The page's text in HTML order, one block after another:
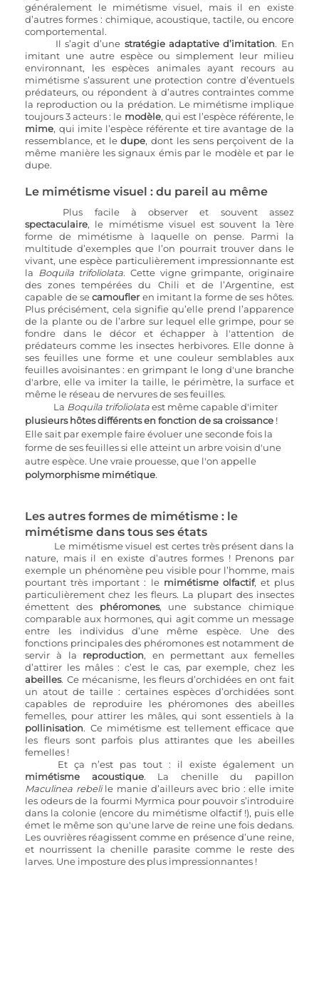
généralement le mimétisme visuel, mais il en existe
d’autres formes : chimique, acoustique, tactile, ou encore
comportemental.
Il s’agit d’une stratégie adaptative d’imitation. En
imitant une autre espèce ou simplement leur milieu
environnant, les espèces animales ayant recours au
mimétisme s’assurent une protection contre d’éventuels
prédateurs, ou répondent à d’autres contraintes comme
la reproduction ou la prédation. Le mimétisme implique
toujours 3 acteurs : le modèle
, qui est l’espèce référente, le
mime, qui imite l’espèce référente et tire avantage de la
ressemblance, et le dupe, dont les sens perçoivent de la
même manière les signaux émis par le modèle et par le
dupe.
Le mimétisme visuel : du pareil au même
spectaculaire, le mimétisme visuel est souvent la 1ère
forme de mimétisme à laquelle on pense. Parmi la
multitude d’exemples que l’on pourrait trouver dans le
vivant, une espèce particulièrement impressionnante est
la Boquila trifoliolata. Cette vigne grimpante, originaire
des zones tempérées du Chili et de l’Argentine, est
capable de se camoufler en imitant la forme de ses hôtes.
Plus précisément, cela signifie qu’elle prend l’apparence
de la plante ou de l’arbre sur lequel elle grimpe, pour se
fondre dans le décor et échapper à l'attention de
prédateurs comme les insectes herbivores. Elle donne à
ses feuilles une forme et une couleur semblables aux
feuilles avoisinantes : en grimpant le long d'une branche
d'arbre, elle va imiter la taille, le périmètre, la surface et
même le réseau de nervures de ses feuilles.
La Boquila trifoliolata est même capable d'imiter
plusieurs hôtes différents en fonction de sa croissance !
Elle sait par exemple faire évoluer une seconde fois la
forme de ses feuilles si elle atteint un arbre voisin d'une
autre espèce. Une vraie prouesse, que l'on appelle
polymorphisme mimétique.
Les autres formes de mimétisme : le
mimétisme dans tous ses états
Le mimétisme visuel est certes très présent dans la
nature, mais il en existe d’autres formes ! Prenons par
exemple un phénomène peu visible pour l’homme, mais
pourtant très important : le mimétisme olfactif, et plus
particulièrement chez les fleurs. La plupart des insectes
émettent des phéromones, une substance chimique
comparable aux hormones, qui agit comme un message
entre les individus d’une même espèce. Une des
fonctions principales des phéromones est notamment de
servir à la reproduction, en permettant aux femelles
d’attirer les mâles : c’est le cas, par exemple, chez les
abeilles. Ce mécanisme, les fleurs d’orchidées en ont fait
un atout de taille : certaines espèces d’orchidées sont
capables de reproduire les phéromones des abeilles
pollinisation. Ce mimétisme est tellement efficace que
les fleurs sont parfois plus attirantes que les abeilles
femelles !
mimétisme acoustique
Maculinea rebeli le manie d’ailleurs avec brio : elle imite
les odeurs de la fourmi Myrmica pour pouvoir s’introduire
dans la colonie (encore du mimétisme olfactif !), puis elle
émet le même son qu'une larve de reine une fois dedans.
Les ouvrières réagissent comme en présence d’une reine,
et nourrissent la chenille parasite comme le reste des
larves. Une imposture des plus impressionnantes !